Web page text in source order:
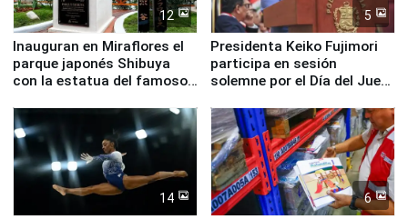
12
Inauguran en Miraflores el
parque japonés Shibuya
con la estatua del famoso
5
Presidenta Keiko Fujimori
participa en sesión
solemne por el Día del Juez
14 6